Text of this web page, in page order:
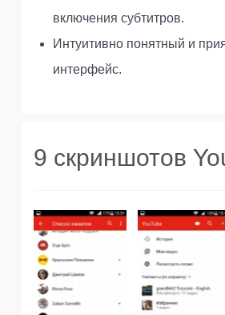
включения субтитров.
Интуитивно понятный и
интерфейс.
9 скриншотов